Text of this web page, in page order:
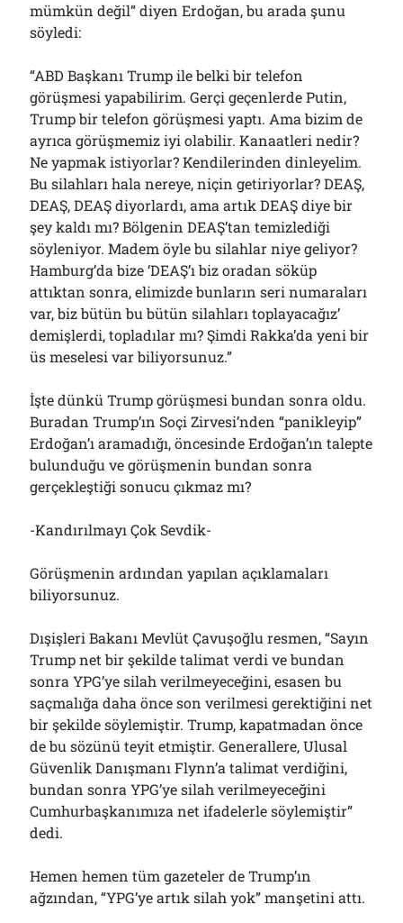
mümkün değil” diyen Erdoğan, bu arada şunu
söyledi:
“ABD Başkanı Trump ile belki bir telefon
görüşmesi yapabilirim. Gerçi geçenlerde Putin,
Trump bir telefon görüşmesi yaptı. Ama bizim de
ayrıca görüşmemiz iyi olabilir. Kanaatleri nedir?
Ne yapmak istiyorlar? Kendilerinden dinleyelim.
Bu silahları hala nereye, niçin getiriyorlar? DEAŞ,
DEAŞ, DEAŞ diyorlardı, ama artık DEAŞ diye bir
şey kaldı mı? Bölgenin DEAŞ’tan temizlediği
söyleniyor. Madem öyle bu silahlar niye geliyor?
Hamburg’da bize ‘DEAŞ’ı biz oradan söküp
attıktan sonra, elimizde bunların seri numaraları
var, biz bütün bu bütün silahları toplayacağız’
demişlerdi, topladılar mı? Şimdi Rakka’da yeni bir
üs meselesi var biliyorsunuz.”
İşte dünkü Trump görüşmesi bundan sonra oldu.
Buradan Trump’ın Soçi Zirvesi’nden “panikleyip”
Erdoğan’ı aramadığı, öncesinde Erdoğan’ın talepte
bulunduğu ve görüşmenin bundan sonra
gerçekleştiği sonucu çıkmaz mı?
-Kandırılmayı Çok Sevdik-
Görüşmenin ardından yapılan açıklamaları
biliyorsunuz.
Dışişleri Bakanı Mevlüt Çavuşoğlu resmen, “Sayın
Trump net bir şekilde talimat verdi ve bundan
sonra YPG’ye silah verilmeyeceğini, esasen bu
saçmalığa daha önce son verilmesi gerektiğini net
bir şekilde söylemiştir. Trump, kapatmadan önce
de bu sözünü teyit etmiştir. Generallere, Ulusal
Güvenlik Danışmanı Flynn’a talimat verdiğini,
bundan sonra YPG’ye silah verilmeyeceğini
Cumhurbaşkanımıza net ifadelerle söylemiştir”
dedi.
Hemen hemen tüm gazeteler de Trump’ın
ağzından, “YPG’ye artık silah yok” manşetini attı.